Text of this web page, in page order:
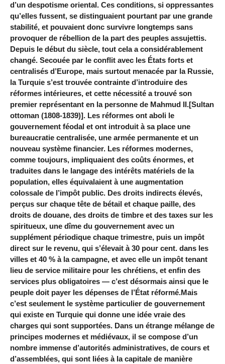
d’un despotisme oriental. Ces conditions, si oppressantes
qu’elles fussent, se distinguaient pourtant par une grande
stabilité, et pouvaient donc survivre longtemps sans
provoquer de rébellion de la part des peuples assujettis.
Depuis le début du siècle, tout cela a considérablement
changé. Secouée par le conflit avec les États forts et
centralisés d’Europe, mais surtout menacée par la Russie,
la Turquie s’est trouvée contrainte d’introduire des
réformes intérieures, et cette nécessité a trouvé son
premier représentant en la personne de Mahmud II.[Sultan
ottoman (1808-1839)]. Les réformes ont aboli le
gouvernement féodal et ont introduit à sa place une
bureaucratie centralisée, une armée permanente et un
nouveau système financier. Les réformes modernes,
comme toujours, impliquaient des coûts énormes, et
traduites dans le langage des intérêts matériels de la
population, elles équivalaient à une augmentation
colossale de l’impôt public. Des droits indirects élevés,
perçus sur chaque tête de bétail et chaque paille, des
droits de douane, des droits de timbre et des taxes sur les
spiritueux, une dîme du gouvernement avec un
supplément périodique chaque trimestre, puis un impôt
direct sur le revenu, qui s’élevait à 30 pour cent. dans les
villes et 40 % à la campagne, et avec elle un impôt tenant
lieu de service militaire pour les chrétiens, et enfin des
services plus obligatoires — c’est désormais ainsi que le
peuple doit payer les dépenses de l’État réformé.Mais
c’est seulement le système particulier de gouvernement
qui existe en Turquie qui donne une idée vraie des
charges qui sont supportées. Dans un étrange mélange de
principes modernes et médiévaux, il se compose d’un
nombre immense d’autorités administratives, de cours et
d’assemblées, qui sont liées à la capitale de manière